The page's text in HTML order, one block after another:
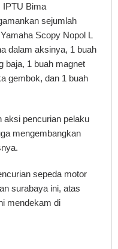
IPTU Bima
sejumlah
Scopy Nopol L
dalam aksinya, 1 buah
baja, 1 buah magnet
gembok, dan 1 buah
aksi pencurian pelaku
mengembangkan
sepeda motor
surabaya ini, atas
mendekam di